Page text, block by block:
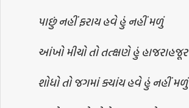
પાછું નહીં ફરાય હવે હું નહીં મળું
આંખો મીચો તો તત્ક્ષણે હું હાજરાહજૂર
શોધો તો જગમાં ક્યાંય હવે હું નહીં મળું